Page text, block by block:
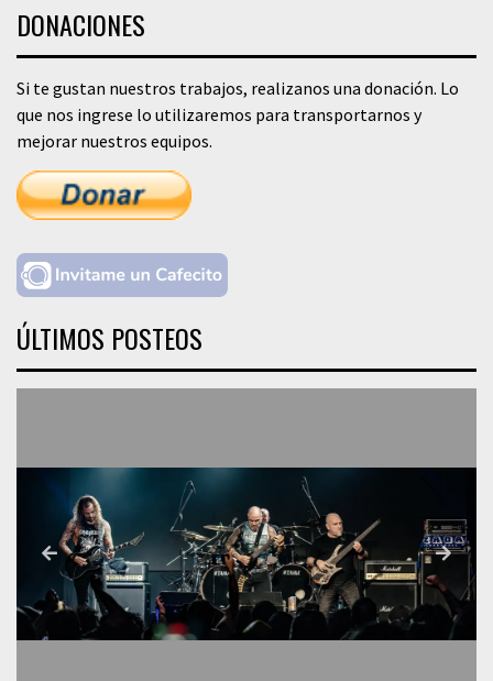
DONACIONES
Si te gustan nuestros trabajos, realizanos una donación. Lo
que nos ingrese lo utilizaremos para transportarnos y
mejorar nuestros equipos.
ÚLTIMOS POSTEOS